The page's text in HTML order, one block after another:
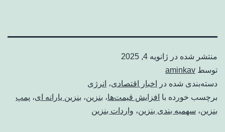
منتشر شده در ژانویه 4, 2025
توسط aminkav
دسته‌بندی شده در
اخبار اقتصادی، انرژی
برچسب خورده با افزایش قیمت‌ها، بنزین، بنزین یارانه ای، پمپ
بنزین، سهمیه بندی بنزین، واردات بنزین